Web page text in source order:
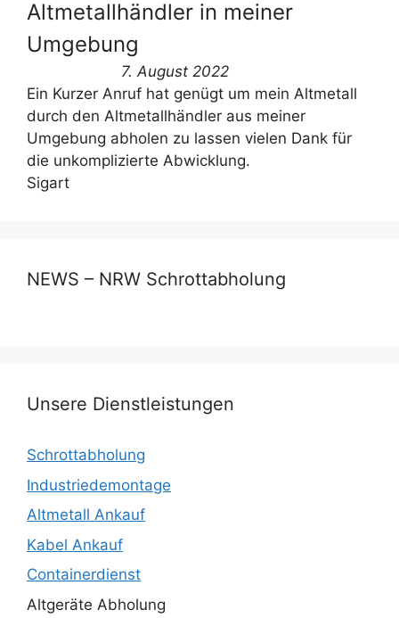
Altmetallhändler in meiner
Umgebung
7. August 2022
Ein Kurzer Anruf hat genügt um mein Altmetall
durch den Altmetallhändler aus meiner
Umgebung abholen zu lassen vielen Dank für
die unkomplizierte Abwicklung.
Sigart
NEWS – NRW Schrottabholung
Unsere Dienstleistungen
Schrottabholung
Industriedemontage
Altmetall Ankauf
Kabel Ankauf
Containerdienst
Altgeräte Abholung